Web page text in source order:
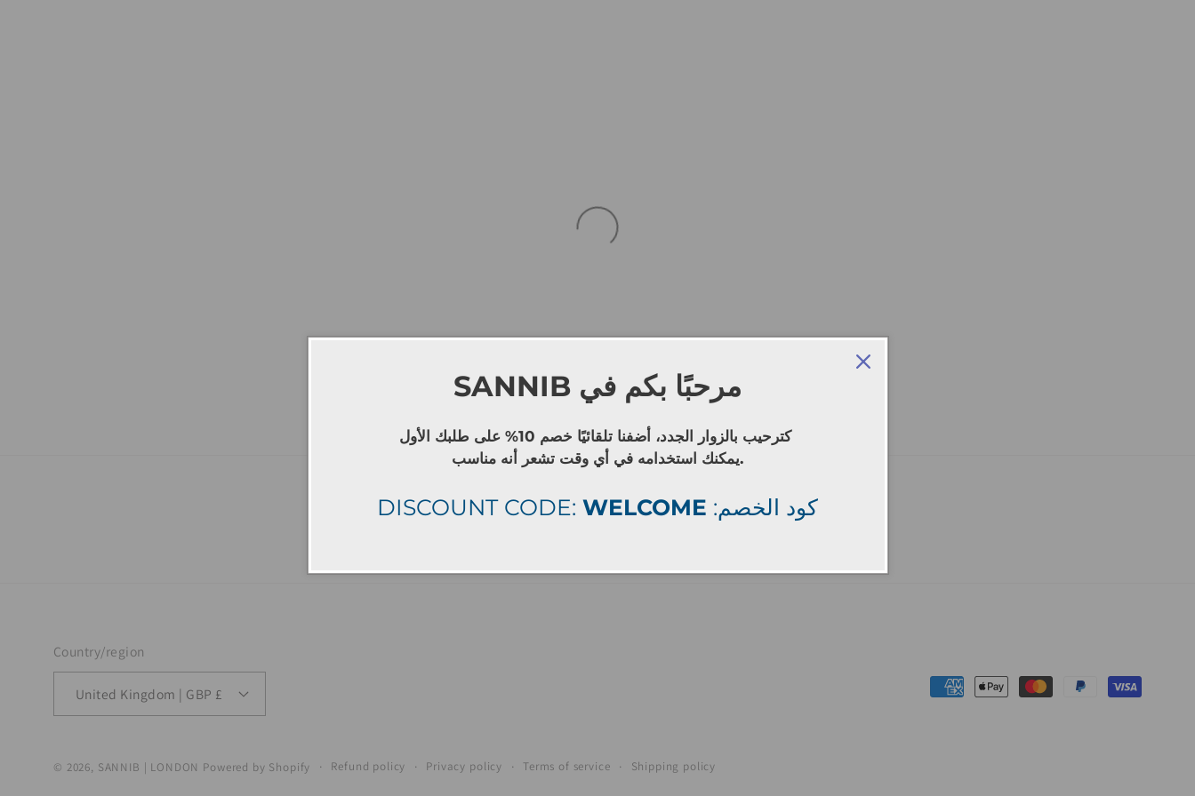
FacebookInstagram
Country/region
United Kingdom | GBP £
Payment
© 2026, SANNIB | LONDON Powered by Shopify Refund policy Privacy policy Terms of service Shipping policy
SANNIB
كترحيب بالزوار الجدد، أضفنا تلقائيًا خصم 10% على طلبك الأول
يمكنك استخدامه في أي وقت تشعر أنه مناسب.
DISCOUNT CODE: WELCOME :كود الخصم